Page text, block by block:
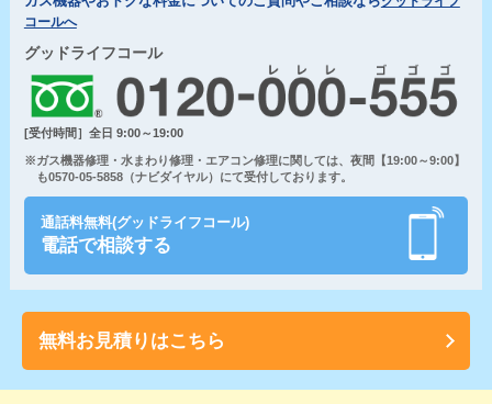
コールへ
グッドライフコール
[受付時間］全日 9:00～19:00
※ガス機器修理・水まわり修理・エアコン修理に関しては、夜間【19:00～9:00】
も0570-05-5858（ナビダイヤル）にて受付しております。
通話料無料(グッドライフコール)
電話で相談する
無料お見積りはこちら